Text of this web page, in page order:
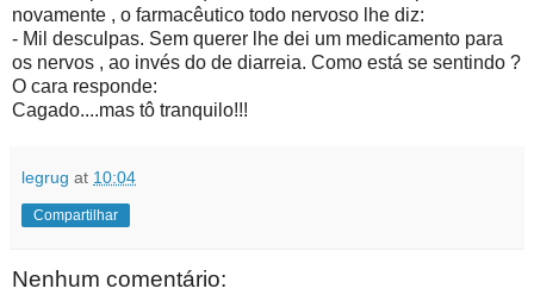
novamente , o farmacêutico todo nervoso lhe diz:
- Mil desculpas. Sem querer lhe dei um medicamento para
os nervos , ao invés do de diarreia. Como está se sentindo ?
O cara responde:
Cagado....mas tô tranquilo!!!
legrug at 10:04
Compartilhar
Nenhum comentário: